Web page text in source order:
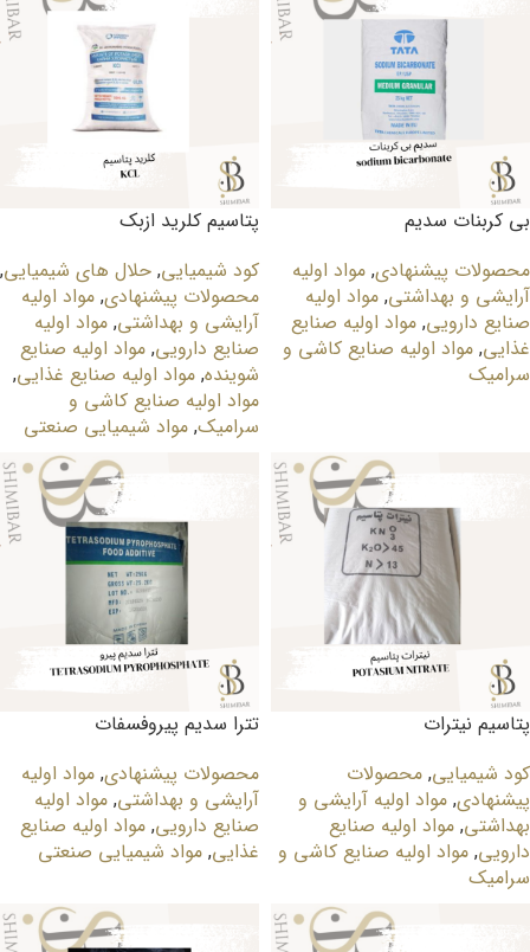
بی کربنات سدیم
محصولات پیشنهادی, مواد اولیه
آرایشی و بهداشتی, مواد اولیه
صنایع دارویی, مواد اولیه صنایع
غذایی, مواد اولیه صنایع کاشی و
سرامیک
پتاسیم کلرید ازبک
کود شیمیایی, حلال های شیمیایی,
محصولات پیشنهادی, مواد اولیه
آرایشی و بهداشتی, مواد اولیه
صنایع دارویی, مواد اولیه صنایع
شوینده, مواد اولیه صنایع غذایی,
مواد اولیه صنایع کاشی و
سرامیک, مواد شیمیایی صنعتی
پتاسیم نیترات
کود شیمیایی, محصولات
پیشنهادی, مواد اولیه آرایشی و
بهداشتی, مواد اولیه صنایع
دارویی, مواد اولیه صنایع کاشی و
سرامیک
تترا سدیم پیروفسفات
محصولات پیشنهادی, مواد اولیه
آرایشی و بهداشتی, مواد اولیه
صنایع دارویی, مواد اولیه صنایع
غذایی, مواد شیمیایی صنعتی